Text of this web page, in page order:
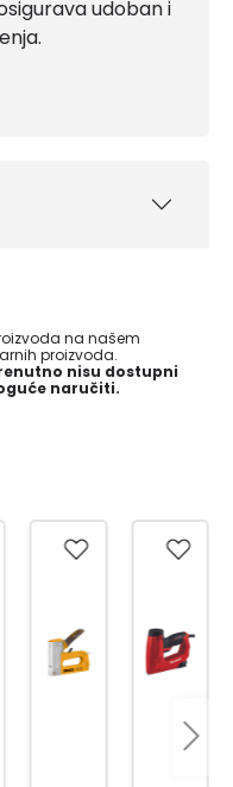
udoban i
na našem
proizvoda.
nisu dostupni
naručiti.